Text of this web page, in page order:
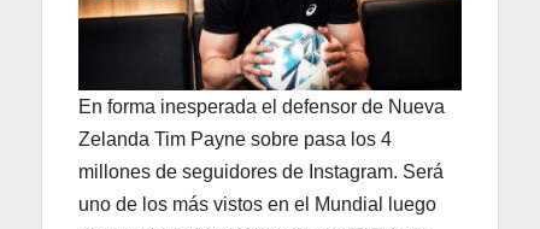
En forma inesperada el defensor de Nueva
Zelanda Tim Payne sobre pasa los 4
millones de seguidores de Instagram. Será
uno de los más vistos en el Mundial luego